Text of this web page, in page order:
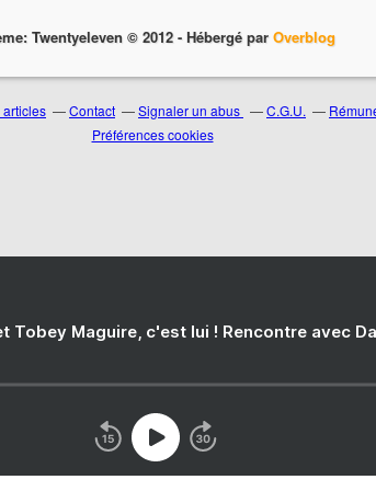
Twentyeleven © 2012 - Hébergé par Overblog
articles Contact Signaler un abus C.G.U.
Préférences cookies
Tobey Maguire, c'est lui ! Rencontre avec